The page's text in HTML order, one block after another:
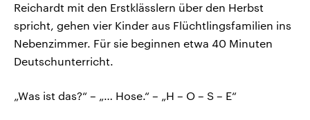
Reichardt mit den Erstklässlern über den Herbst
spricht, gehen vier Kinder aus Flüchtlingsfamilien ins
Nebenzimmer. Für sie beginnen etwa 40 Minuten
Deutschunterricht.
„Was ist das?“ – „… Hose.“ – „H – O – S – E“